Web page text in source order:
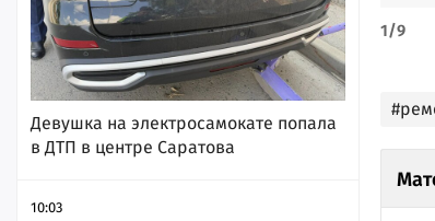
Девушка на электросамокате попала
в ДТП в центре Саратова
10:03
1/9